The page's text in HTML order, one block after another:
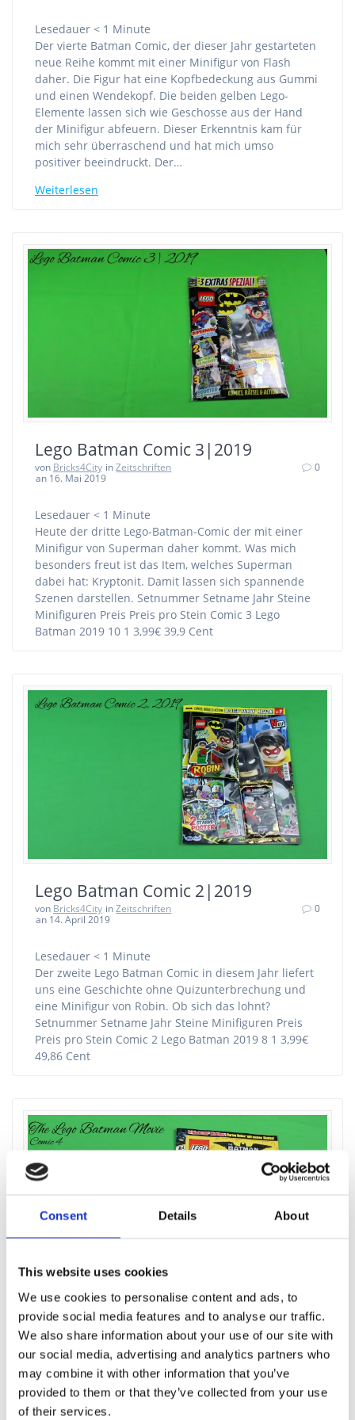
Consent Details About
This website uses cookies
We use cookies to personalise content and ads, to
provide social media features and to analyse our traffic.
We also share information about your use of our site with
our social media, advertising and analytics partners who
may combine it with other information that you’ve
provided to them or that they’ve collected from your use
of their services.
Lesedauer < 1 Minute
Der vierte Batman Comic, der dieser Jahr gestarteten
neue Reihe kommt mit einer Minifigur von Flash
daher. Die Figur hat eine Kopfbedeckung aus Gummi
und einen Wendekopf. Die beiden gelben Lego-
Elemente lassen sich wie Geschosse aus der Hand
der Minifigur abfeuern. Dieser Erkenntnis kam für
mich sehr überraschend und hat mich umso
positiver beeindruckt. Der…
Weiterlesen
Lego Batman Comic 3|2019
von Bricks4City inZeitschriften
an 16. Mai 2019
0
Lesedauer < 1 Minute
Heute der dritte Lego-Batman-Comic der mit einer
Minifigur von Superman daher kommt. Was mich
besonders freut ist das Item, welches Superman
dabei hat: Kryptonit. Damit lassen sich spannende
Szenen darstellen. Setnummer Setname Jahr Steine
Minifiguren Preis Preis pro Stein Comic 3 Lego
Batman 2019 10 1 3,99€ 39,9 Cent
Lego Batman Comic 2|2019
von Bricks4City inZeitschriften
an 14. April 2019
0
Lesedauer < 1 Minute
Der zweite Lego Batman Comic in diesem Jahr liefert
uns eine Geschichte ohne Quizunterbrechung und
eine Minifigur von Robin. Ob sich das lohnt?
Setnummer Setname Jahr Steine Minifiguren Preis
Preis pro Stein Comic 2 Lego Batman 2019 8 1 3,99€
49,86 Cent
The Lego Batman Movie – Comic 4
vonBricks4City inZeitschriften
an 2. März 2019
0
Lesedauer < 1 Minute
Mit einem Jahr Verspätung ist uns der vierte Teil des
Batman Movie Comics im Supermarkt in die Hände